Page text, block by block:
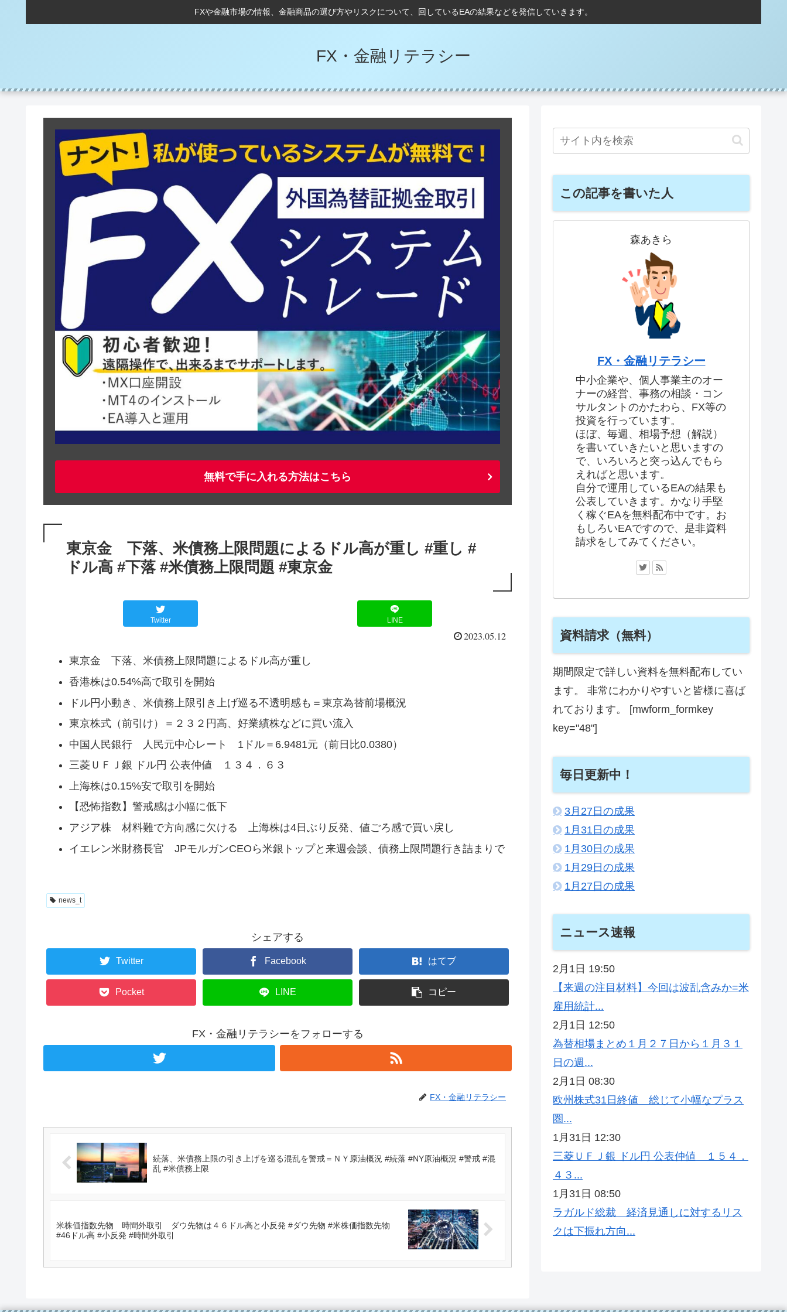
FXや金融市場の情報、金融商品の選び方やリスクについて、回しているEAの結果などを発信していきます。
FX・金融リテラシー
無料で手に入れる方法はこちら
東京金 下落、米債務上限問題によるドル高が重し #重し #
ドル高 #下落 #米債務上限問題 #東京金
Twitter LINE
2023.05.12
東京金 下落、米債務上限問題によるドル高が重し
香港株は0.54%高で取引を開始
ドル円小動き、米債務上限引き上げ巡る不透明感も＝東京為替前場概況
東京株式（前引け）＝２３２円高、好業績株などに買い流入
中国人民銀行 人民元中心レート 1ドル＝6.9481元（前日比0.0380）
三菱ＵＦＪ銀 ドル円 公表仲値 １３４．６３
上海株は0.15%安で取引を開始
【恐怖指数】警戒感は小幅に低下
アジア株 材料難で方向感に欠ける 上海株は4日ぶり反発、値ごろ感で買い戻し
イエレン米財務長官 JPモルガンCEOら米銀トップと来週会談、債務上限問題行き詰まりで
news_t
シェアする
Twitter Facebook はてブ
Pocket LINE コピー
FX・金融リテラシーをフォローする
FX・金融リテラシー
続落、米債務上限の引き上げを巡る混乱を警戒＝ＮＹ原油概況 #続落 #NY原油概況 #警戒 #混
乱 #米債務上限
米株価指数先物 時間外取引 ダウ先物は４６ドル高と小反発 #ダウ先物 #米株価指数先物
#46ドル高 #小反発 #時間外取引
この記事を書いた人
森あきら
FX・金融リテラシー
中小企業や、個人事業主のオー
ナーの経営、事務の相談・コン
サルタントのかたわら、FX等の
投資を行っています。
ほぼ、毎週、相場予想（解説）
を書いていきたいと思いますの
で、いろいろと突っ込んでもら
えればと思います。
自分で運用しているEAの結果も
公表していきます。かなり手堅
く稼ぐEAを無料配布中です。お
もしろいEAですので、是非資料
請求をしてみてください。
資料請求（無料）
期間限定で詳しい資料を無料配布してい
ます。 非常にわかりやすいと皆様に喜ば
れております。 [mwform_formkey
key="48"]
毎日更新中！
3月27日の成果
1月31日の成果
1月30日の成果
1月29日の成果
1月27日の成果
ニュース速報
2月1日 19:50
【来週の注目材料】今回は波乱含みか=米
雇用統計...
2月1日 12:50
為替相場まとめ１月２７日から１月３１
日の週...
2月1日 08:30
欧州株式31日終値 総じて小幅なプラス
圏...
1月31日 12:30
三菱ＵＦＪ銀 ドル円 公表仲値 １５４．
４３...
1月31日 08:50
ラガルド総裁 経済見通しに対するリス
クは下振れ方向...